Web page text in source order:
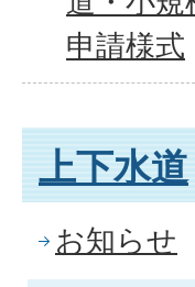
申請様式
上下水道
お知らせ